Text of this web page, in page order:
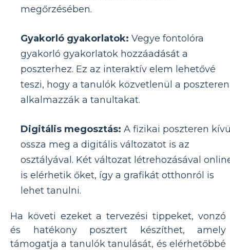
megőrzésében.
Gyakorló gyakorlatok: Vegye fontolóra
gyakorló gyakorlatok hozzáadását a
poszterhez. Ez az interaktív elem lehetővé
teszi, hogy a tanulók közvetlenül a poszteren
alkalmazzák a tanultakat.
Digitális megosztás: A fizikai poszteren
ossza meg a digitális változatot is az
osztályával. Két változat létrehozásával
is elérhetik őket, így a grafikát otthonról is
lehet tanulni.
Ha követi ezeket a tervezési tippeket, vonzó
és hatékony posztert készíthet, amely
támogatja a tanulók tanulását, és elérhetőbbé